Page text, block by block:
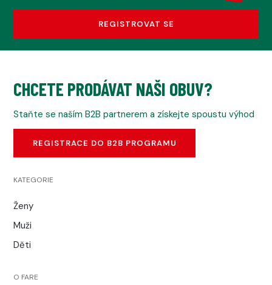
REGISTROVAT SE
CHCETE PRODÁVAT NAŠI OBUV?
Staňte se naším B2B partnerem a získejte spoustu výhod
REGISTRACE DO B2B PROGRAMU
KATEGORIE
Ženy
Muži
Děti
O FARE